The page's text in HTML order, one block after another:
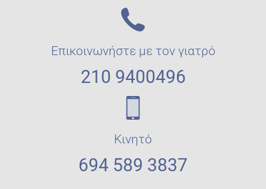
Επικοινωνήστε με τον γιατρό
210 9400496
Κινητό
694 589 3837